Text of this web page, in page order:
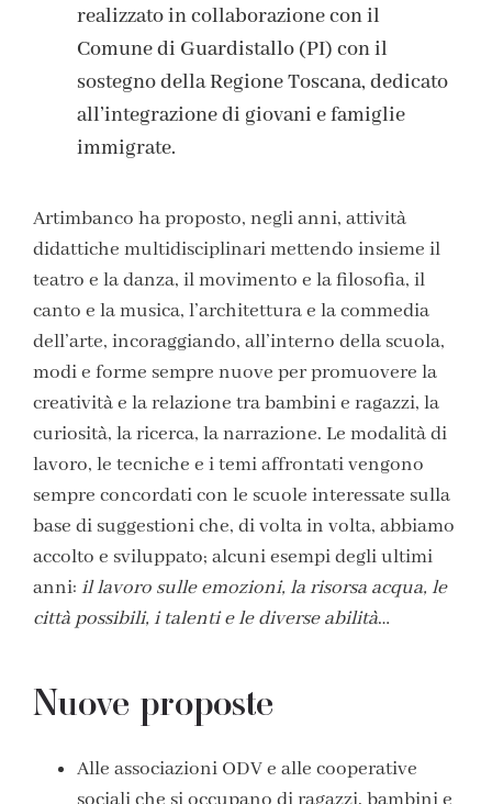
realizzato in collaborazione con il
Comune di Guardistallo (PI) con il
sostegno della Regione Toscana, dedicato
all’integrazione di giovani e famiglie
immigrate.
Artimbanco ha proposto, negli anni, attività
didattiche multidisciplinari mettendo insieme il
teatro e la danza, il movimento e la filosofia, il
canto e la musica, l’architettura e la commedia
dell’arte, incoraggiando, all’interno della scuola,
modi e forme sempre nuove per promuovere la
creatività e la relazione tra bambini e ragazzi, la
curiosità, la ricerca, la narrazione. Le modalità di
lavoro, le tecniche e i temi affrontati vengono
sempre concordati con le scuole interessate sulla
base di suggestioni che, di volta in volta, abbiamo
accolto e sviluppato; alcuni esempi degli ultimi
anni: il lavoro sulle emozioni, la risorsa acqua, le
città possibili, i talenti e le diverse abilità…
Nuove proposte
Alle associazioni ODV e alle cooperative